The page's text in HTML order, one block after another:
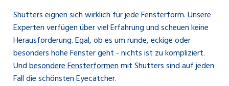
Shutters eignen sich wirklich für jede Fensterform. Unsere
Experten verfügen über viel Erfahrung und scheuen keine
Herausforderung. Egal, ob es um runde, eckige oder
besonders hohe Fenster geht - nichts ist zu kompliziert.
Undbesondere Fensterformenmit Shutters sind auf jeden
Fall die schönsten Eyecatcher.